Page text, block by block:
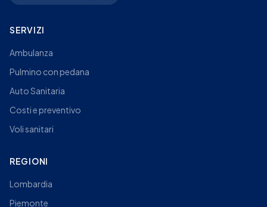
SERVIZI
Ambulanza
Pulmino con pedana
Auto Sanitaria
Costi e preventivo
Voli sanitari
REGIONI
Lombardia
Piemonte